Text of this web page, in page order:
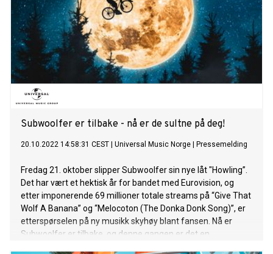
århundret. Der har de brukt tiden på å slappe av, pleie
fansen og skrevet ny musikk. Keith og Jim stakk av med en
10. plass i årets Eurovision finale, men reiste fornøyde hjem
til månen som åpenbare fan-favoritter. Etter finalen har
“Give That Wolf A Banana” klatret opp Top 10-listene i blant
annet Norge, Estland, Finland, Island, Latvia, Litauen, Sverige
og Ukraina, o
Subwoolfer er tilbake - nå er de sultne på deg!
20.10.2022 14:58:31 CEST Universal Music Norge Pressemelding
Fredag 21. oktober slipper Subwoolfer sin nye låt "Howling”.
Det har vært et hektisk år for bandet med Eurovision, og
etter imponerende 69 millioner totale streams på “Give That
Wolf A Banana” og “Melocoton (The Donka Donk Song)”, er
etterspørselen på ny musikk skyhøy blant fansen. Nå er
Subwoolfer er tilbake, og denne gangen er det en